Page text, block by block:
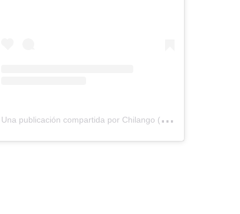
U
na publicación compartida por Chilango (@chilangocom)